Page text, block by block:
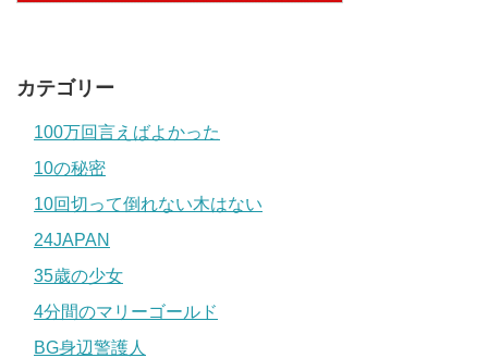
カテゴリー
100万回言えばよかった
10の秘密
10回切って倒れない木はない
24JAPAN
35歳の少女
4分間のマリーゴールド
BG身辺警護人